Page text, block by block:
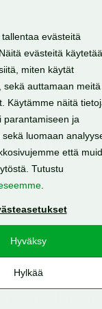
evästeitä
evästeitä
miten käytät
sekä auttamaan meitä
Käytämme näitä
parantamiseen ja
luomaan
että
Tutustu
Hyväksy
Hylkää